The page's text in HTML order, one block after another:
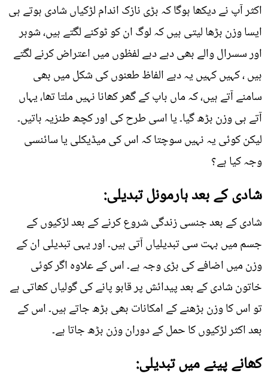
اکثر آپ نے دیکھا ہوگا کہ بڑی نازک اندام لڑکیاں شادی ہوتے ہی
ایسا وزن بڑھا لیتی ہیں کہ لوگ ان کو ٹوکنے لگتے ہیں، شوہر
اور سسرال والے بھی دبے دبے لفظوں میں اعتراض کرنے لگتے
ہیں ، کہیں کہیں یہ دبے الفاظ طعنوں کی شکل میں بھی
سامنے آتے ہیں، کہ ماں باپ کے گھر کھانا نہیں ملتا تھا، یہاں
آتے ہی وزن بڑھ گیا۔ یا اسی طرح کی اور کچھ طنزیہ باتیں۔
لیکن کوئی یہ نہیں سوچتا کہ اس کی میڈیکلی یا سائنسی
وجہ کیا ہے؟
شادی کے بعد ہارمونل تبدیلی:
شادی کے بعد جنسی زندگی شروع کرنے کے بعد لڑکیوں کے
جسم میں بہت سی تبدیلیاں آتی ہیں۔ اور یہی تبدیلی ان کے
وزن میں اضافے کی بڑی وجہ ہے۔ اس کے علاوہ اگر کوئی
خاتون شادی کے بعد پیدائش پر قابو پانے کی گولیاں کھاتی ہے
تو اس کا وزن بڑھنے کے امکانات بھی بڑھ جاتے ہیں۔ اس کے
بعد اکثر لڑکیوں کا حمل کے دوران وزن بڑھ جاتا ہے۔
کھانے پینے میں تبدیلی: